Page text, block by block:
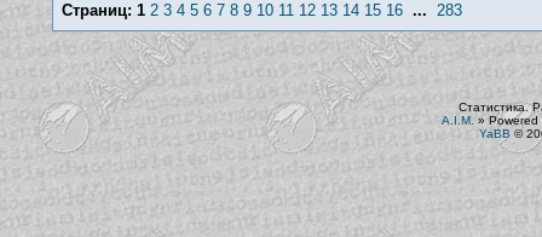
Страниц: 1 2 3 4 5 6 7 8 9 10 11 12 13 14 15 16... 283
Статистика.
A.I.M. »Powered
YaBB ©